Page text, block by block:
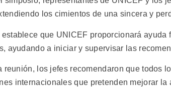
los cimientos de una sincera y
que UNICEF proporcionará
ayudando a iniciar y supervisar las
reunión, los jefes recomendaron que todos
internacionales que pretenden mejorar